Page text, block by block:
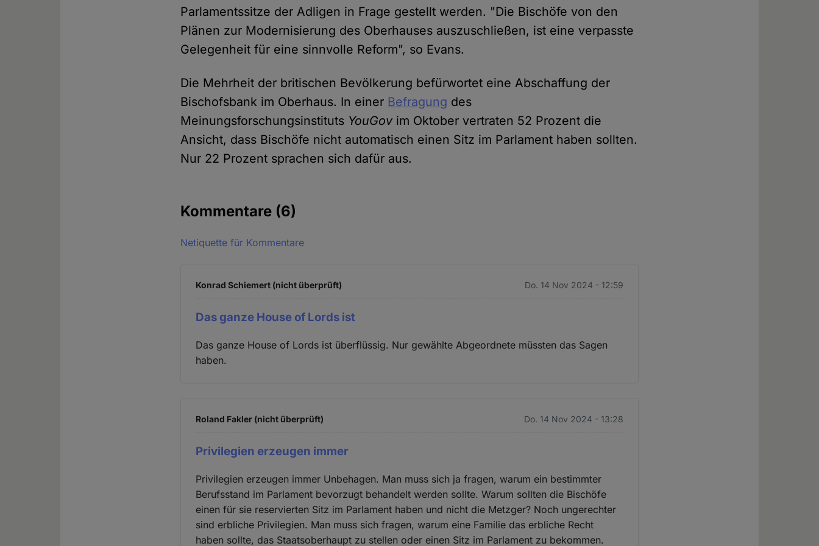
Parlamentssitze der Adligen in Frage gestellt werden. "Die Bischöfe von den
Plänen zur Modernisierung des Oberhauses auszuschließen, ist eine verpasste
Gelegenheit für eine sinnvolle Reform", so Evans.
Die Mehrheit der britischen Bevölkerung befürwortet eine Abschaffung der
Bischofsbank im Oberhaus. In einer Befragung des
Meinungsforschungsinstituts YouGovim Oktober vertraten 52 Prozent die
Ansicht, dass Bischöfe nicht automatisch einen Sitz im Parlament haben sollten.
Nur 22 Prozent sprachen sich dafür aus.
Kommentare (6)
Netiquette für Kommentare
Konrad Schiemert (nicht überprüft) Do. 14 Nov 2024 - 12:59
Das ganze House of Lords ist
Das ganze House of Lords ist überflüssig. Nur gewählte Abgeordnete müssten das Sagen
haben.
Roland Fakler (nicht überprüft) Do. 14 Nov 2024 - 13:28
Privilegien erzeugen immer
Privilegien erzeugen immer Unbehagen. Man muss sich ja fragen, warum ein bestimmter
Berufsstand im Parlament bevorzugt behandelt werden sollte. Warum sollten die Bischöfe
einen für sie reservierten Sitz im Parlament haben und nicht die Metzger? Noch ungerechter
sind erbliche Privilegien. Man muss sich fragen, warum eine Familie das erbliche Recht
haben sollte, das Staatsoberhaupt zu stellen oder einen Sitz im Parlament zu bekommen.